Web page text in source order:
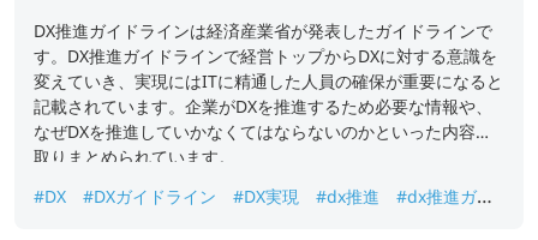
DX推進ガイドラインは経済産業省が発表したガイドラインで
す。DX推進ガイドラインで経営トップからDXに対する意識を
変えていき、実現にはITに精通した人員の確保が重要になると
記載されています。企業がDXを推進するため必要な情報や、
なぜDXを推進していかなくてはならないのかといった内容が
取りまとめられています。
#DX
#DXガイドライン #DX実現 #dx推進
#dx推進ガイ